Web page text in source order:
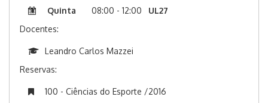
Quinta 08:00 - 12:00
UL27
Docentes:
Leandro Carlos Mazzei
Reservas:
100 - Ciências do Esporte /2016